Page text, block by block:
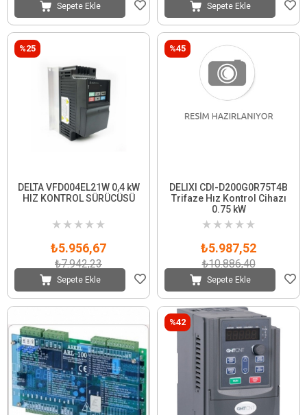
Sepete Ekle Sepete Ekle
DELTA VFD004EL21W 0,4 kW
HIZ KONTROL SÜRÜCÜSÜ
★ ★ ★ ★ ★
₺5.956,67
₺7.942,23
Sepete Ekle
%25
DELIXI CDI-D200G0R75T4B
Trifaze Hız Kontrol Cihazı
0.75 kW
★ ★ ★ ★ ★
₺5.987,52
₺10.886,40
Sepete Ekle
%45
%42